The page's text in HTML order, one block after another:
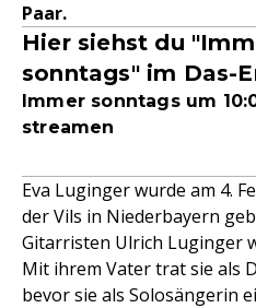
Paar.
Hier siehst du
sonntags" im Das-
Immer sonntags um
streamen
Eva Luginger wurde am 4.
der Vils in Niederbayern
Gitarristen Ulrich Luginger
Mit ihrem Vater trat sie als
bevor sie als Solosängerin